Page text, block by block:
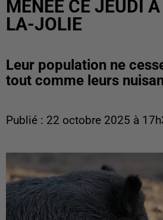
MENÉE CE JEUDI
LA-JOLIE
Leur population ne
tout comme leurs
Publié : 22 octobre 2025 à